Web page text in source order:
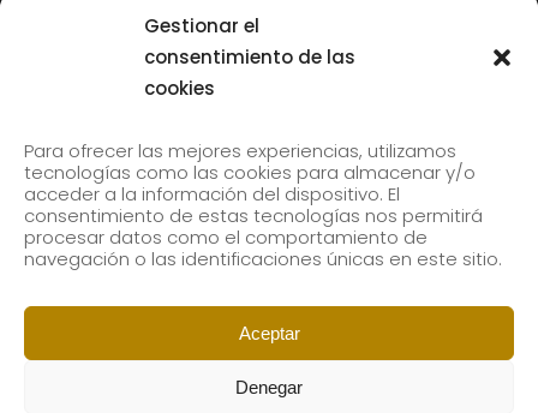
Gestionar el
consentimiento de las
cookies
Para ofrecer las mejores experiencias, utilizamos
tecnologías como las cookies para almacenar y/o
acceder a la información del dispositivo. El
consentimiento de estas tecnologías nos permitirá
procesar datos como el comportamiento de
navegación o las identificaciones únicas en este sitio.
Aceptar
Denegar
Tolliver en el 61 Jazzaldia
Subscribe to our newsletter to receive our news by
email.